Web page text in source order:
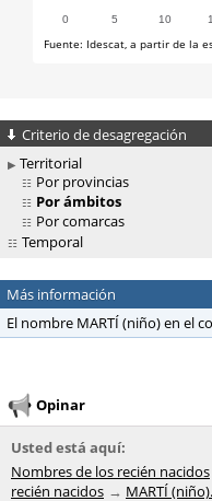
Criterio de desagregación
Territorial
Por provincias
Por ámbitos
Por comarcas
Temporal
Más información
El nombre MARTÍ (niño) en el
Opinar
Usted está aquí:
Nombres de los recién nacidos
recién nacidos
MARTÍ